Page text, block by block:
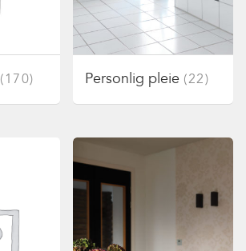
(170) Personlig pleie (22)